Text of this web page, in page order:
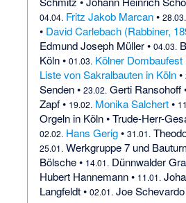
04.04. Fritz Jakob Marcan•28.03.
• David Carlebach (Rabbiner,
Edmund Joseph Müller•04.03.
Köln•01.03. Kölner Dombaufest
Liste von Sakralbauten in Köln•
Senden•23.02. Gerti Ransohoff
Zapf• 19.02. Monika Salchert•
Orgeln in Köln•Trude-Herr-
02.02. Hans Gerig•31.01.
25.01. Werkgruppe 7 und
Bölsche• 14.01. Dünnwalder
Hubert Hannemann• 11.01.
Langfeldt•02.01. Joe Schevardo